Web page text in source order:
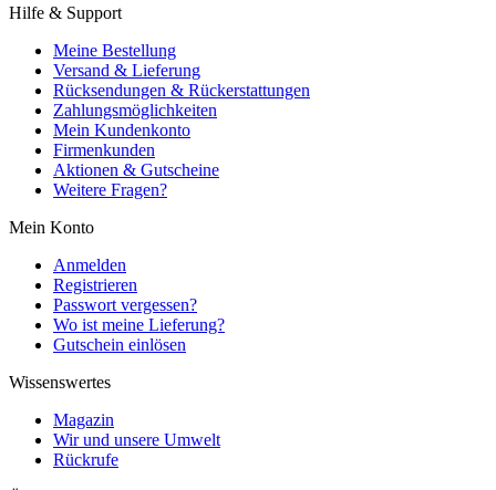
Hilfe & Support
Meine Bestellung
Versand & Lieferung
Rücksendungen & Rückerstattungen
Zahlungsmöglichkeiten
Mein Kundenkonto
Firmenkunden
Aktionen & Gutscheine
Weitere Fragen?
Mein Konto
Anmelden
Registrieren
Passwort vergessen?
Wo ist meine Lieferung?
Gutschein einlösen
Wissenswertes
Magazin
Wir und unsere Umwelt
Rückrufe